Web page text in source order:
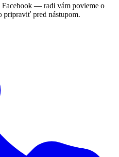
Facebook — radi vám povieme o
pripraviť pred nástupom.